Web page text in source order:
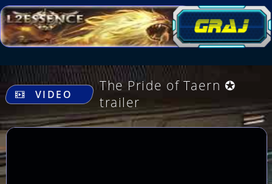
.
VIDEO
The Pride of Taern ✪
trailer